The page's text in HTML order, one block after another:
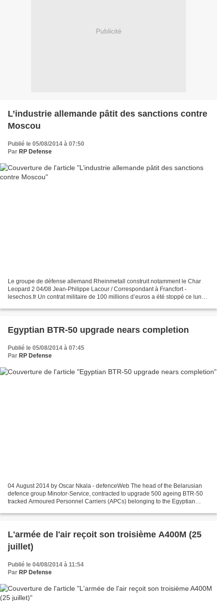
Publicité
L’industrie allemande pâtit des sanctions contre
Moscou
Publié le 05/08/2014 à 07:50
Par RP Defense
Le groupe de défense allemand Rheinmetall construit notamment le Char
Leopard 2 04/08 Jean-Philippe Lacour / Correspondant à Francfort -
lesechos.fr Un contrat militaire de 100 millions d’euros a été stoppé ce lundi
Egyptian BTR-50 upgrade nears completion
Publié le 05/08/2014 à 07:45
Par RP Defense
04 August 2014 by Oscar Nkala - defenceWeb The head of the Belarusian
defence group Minotor-Service, contracted to upgrade 500 ageing BTR-50
tracked Armoured Personnel Carriers (APCs) belonging to the Egyptian
L'armée de l'air reçoit son troisième A400M (25
juillet)
Publié le 04/08/2014 à 11:54
Par RP Defense